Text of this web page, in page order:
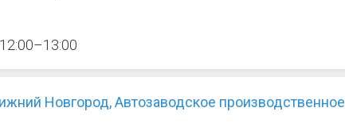
Новгород, Автозаводское производственное